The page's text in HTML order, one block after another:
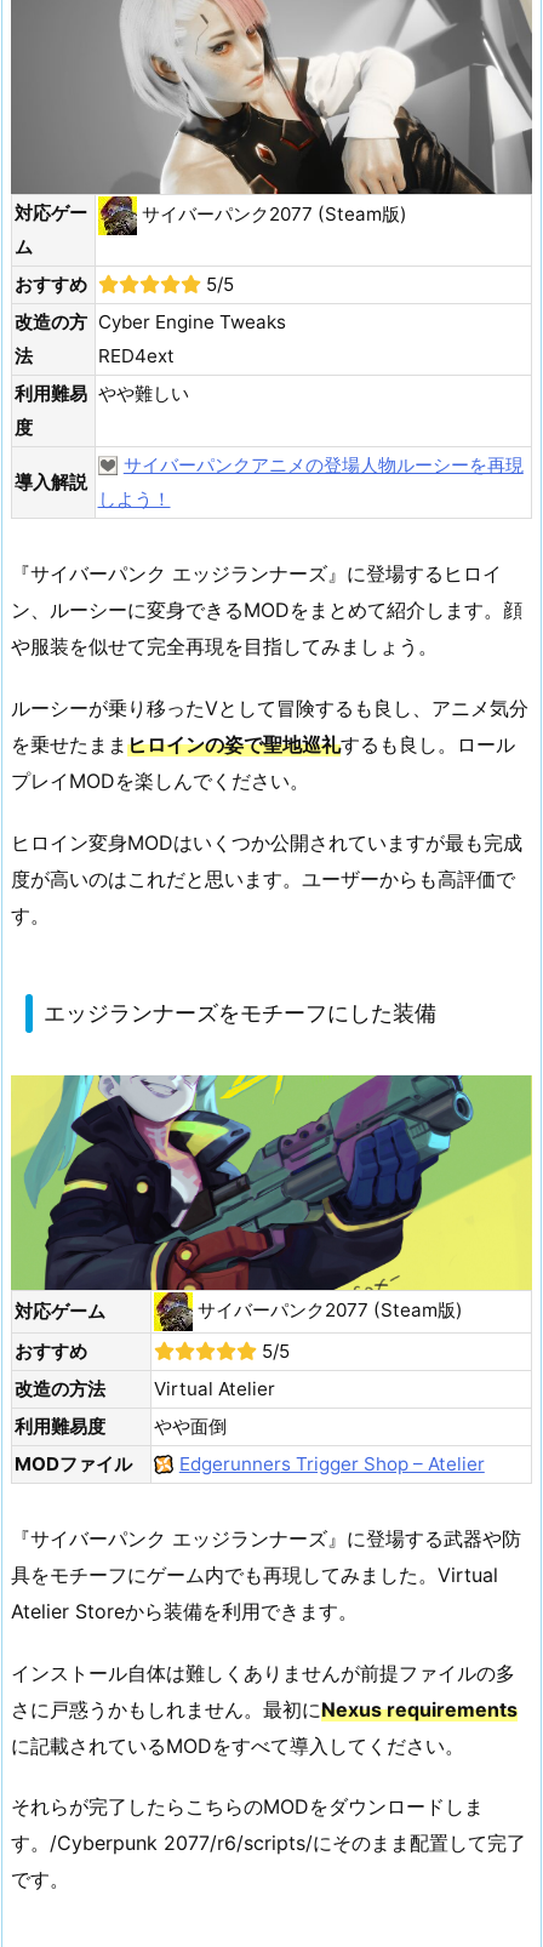
対応ゲー
ム
サイバーパンク2077 (Steam版)
おすすめ
5/5
改造の方
法
Cyber Engine Tweaks
RED4ext
利用難易
度
やや難しい
導入解説
サイバーパンクアニメの登場人物ルーシーを再現
しよう！
『サイバーパンク エッジランナーズ』に登場するヒロイ
ン、ルーシーに変身できるMODをまとめて紹介します。顔
や服装を似せて完全再現を目指してみましょう。
ルーシーが乗り移ったVとして冒険するも良し、アニメ気分
を乗せたまま ヒロインの姿で聖地巡礼するも良し。ロール
プレイMODを楽しんでください。
ヒロイン変身MODはいくつか公開されていますが最も完成
度が高いのはこれだと思います。ユーザーからも高評価で
す。
エッジランナーズをモチーフにした装備
対応ゲーム
サイバーパンク2077 (Steam版)
おすすめ
5/5
改造の方法
Virtual Atelier
利用難易度
やや面倒
MODファイル
Edgerunners Trigger Shop – Atelier
『サイバーパンク エッジランナーズ』に登場する武器や防
具をモチーフにゲーム内でも再現してみました。Virtual
Atelier Storeから装備を利用できます。
インストール自体は難しくありませんが前提ファイルの多
さに戸惑うかもしれません。最初にNexus requirements
に記載されているMODをすべて導入してください。
それらが完了したらこちらのMODをダウンロードしま
す。/Cyberpunk 2077/r6/scripts/にそのまま配置して完了
です。